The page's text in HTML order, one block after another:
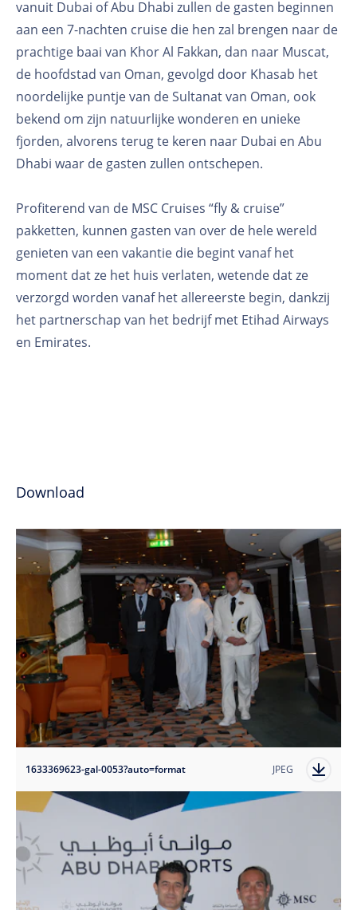
vanuit Dubai of Abu Dhabi zullen de gasten beginnen
aan een 7-nachten cruise die hen zal brengen naar de
prachtige baai van Khor Al Fakkan, dan naar Muscat,
de hoofdstad van Oman, gevolgd door Khasab het
noordelijke puntje van de Sultanat van Oman, ook
bekend om zijn natuurlijke wonderen en unieke
fjorden, alvorens terug te keren naar Dubai en Abu
Dhabi waar de gasten zullen ontschepen.
Profiterend van de MSC Cruises “fly & cruise”
pakketten, kunnen gasten van over de hele wereld
genieten van een vakantie die begint vanaf het
moment dat ze het huis verlaten, wetende dat ze
verzorgd worden vanaf het allereerste begin, dankzij
het partnerschap van het bedrijf met Etihad Airways
en Emirates.
Download
1633369623-gal-0053?auto=format JPEG